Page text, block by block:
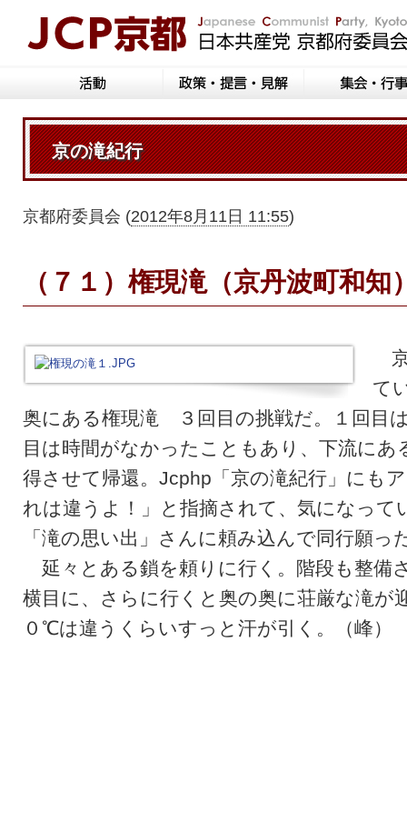
京の滝紀行
京都府委員会 (2012年8月11日 11:55)
（７１）権現滝（京丹波町和知
京
て
奥にある権現滝 ３回目の挑戦だ。１回目
目は時間がなかったこともあり、下流にあ
得させて帰還。Jcphp「京の滝紀行」にも
れは違うよ！」と指摘されて、気になって
「滝の思い出」さんに頼み込んで同行願っ
延々とある鎖を頼りに行く。階段も整備
横目に、さらに行くと奥の奥に荘厳な滝が
０℃は違うくらいすっと汗が引く。（峰）